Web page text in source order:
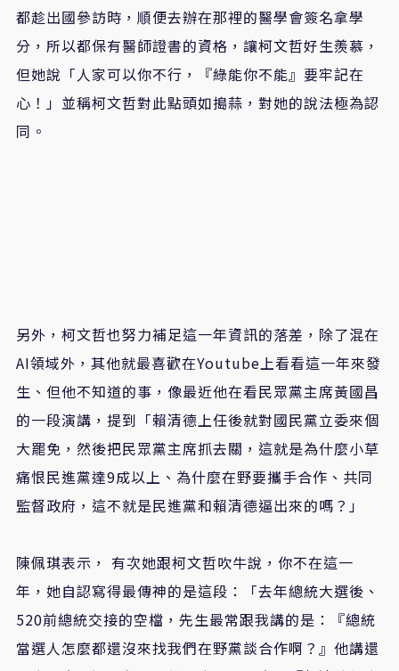
都趁出國參訪時，順便去辦在那裡的醫學會簽名拿學
分，所以都保有醫師證書的資格，讓柯文哲好生羨慕，
但她說「人家可以你不行，『綠能你不能』要牢記在
心！」並稱柯文哲對此點頭如搗蒜，對她的說法極為認
同。
另外，柯文哲也努力補足這一年資訊的落差，除了混在
AI領域外，其他就最喜歡在Youtube上看看這一年來發
生、但他不知道的事，像最近他在看民眾黨主席黃國昌
的一段演講，提到「賴清德上任後就對國民黨立委來個
大罷免，然後把民眾黨主席抓去關，這就是為什麼小草
痛恨民進黨達9成以上、為什麼在野要攜手合作、共同
監督政府，這不就是民進黨和賴清德逼出來的嗎？」
陳佩琪表示， 有次她跟柯文哲吹牛說，你不在這一
年，她自認寫得最傳神的是這段：「去年總統大選後、
520前總統交接的空檔，先生最常跟我講的是：『總統
當選人怎麼都還沒來找我們在野黨談合作啊？』他講還